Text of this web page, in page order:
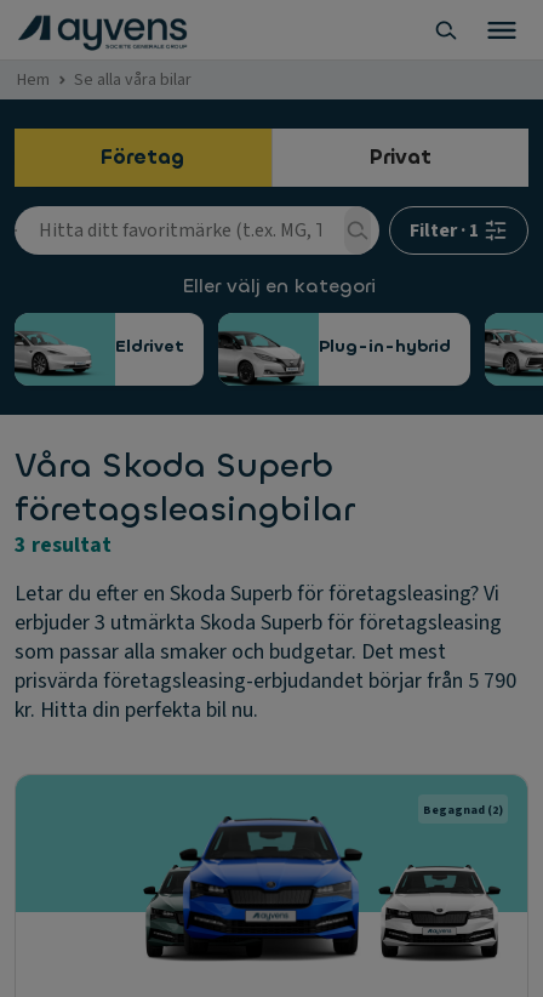
Hem Se alla våra bilar
Företag Privat
Filter·1
Eller välj en kategori
Eldrivet Plug-in-hybrid
Våra Skoda Superb
företagsleasingbilar
3 resultat
Letar du efter en Skoda Superb för företagsleasing? Vi
erbjuder 3 utmärkta Skoda Superb för företagsleasing
som passar alla smaker och budgetar. Det mest
prisvärda företagsleasing-erbjudandet börjar från 5 790
kr. Hitta din perfekta bil nu.
Begagnad (2)